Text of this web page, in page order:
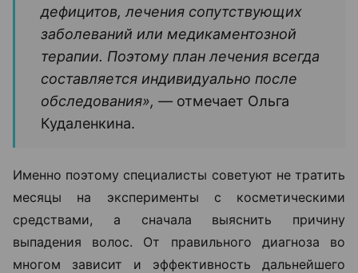
дефицитов, лечения сопутствующих
заболеваний или медикаментозной
терапии. Поэтому план лечения всегда
составляется индивидуально после
обследования», — отмечает Ольга
Кудаленкина.
Именно поэтому специалисты советуют не тратить
месяцы на эксперименты с косметическими
средствами, а сначала выяснить причину
выпадения волос. От правильного диагноза во
многом зависит и эффективность дальнейшего